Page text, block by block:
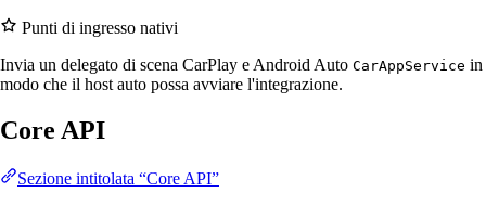
Punti di ingresso nativi
Invia un delegato di scena CarPlay e Android Auto CarAppService in
modo che il host auto possa avviare l'integrazione.
Core API
Sezione intitolata “Core API”